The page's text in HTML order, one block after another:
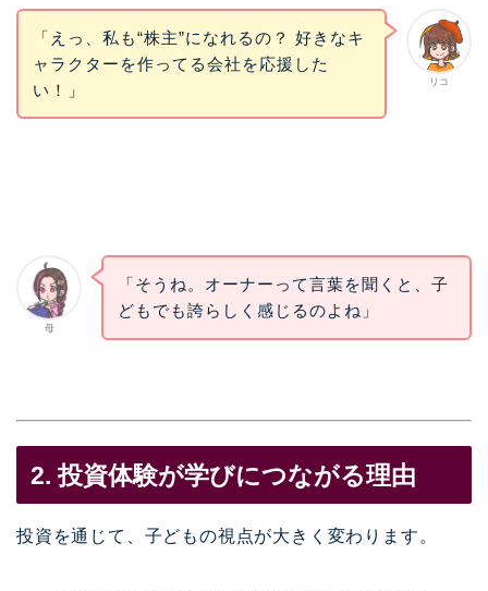
リコ
「えっ、私も“株主”になれるの？ 好きなキ
ャラクターを作ってる会社を応援した
い！」
母
「そうね。オーナーって言葉を聞くと、子
どもでも誇らしく感じるのよね」
2. 投資体験が学びにつながる理由
投資を通じて、子どもの視点が大きく変わります。